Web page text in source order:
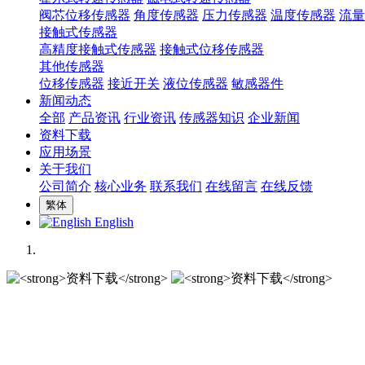
阀芯位移传感器 角度传感器 压力传感器 温度传感器 流
接触式传感器
高精度接触式传感器 接触式位移传感器
其他传感器
位移传感器 接近开关 液位传感器 敏感器件
新闻动态
全部 产品资讯 行业资讯 传感器知识 企业新闻
资料下载
应用场景
关于我们
公司简介 核心业务 联系我们 在线留言 在线反馈
繁体
English